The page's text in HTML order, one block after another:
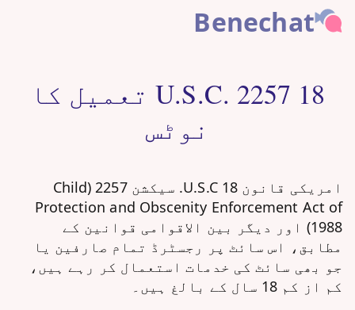
Benechat
18 U.S.C. 2257 تعمیل کا
نوٹس
امریکی قانون 18 U.S.C. سیکشن 2257 (Child
Protection and Obscenity Enforcement Act of
1988) اور دیگر بین الاقوامی قوانین کے
مطابق، اس سائٹ پر رجسٹرڈ تمام صارفین یا
جو بھی سائٹ کی خدمات استعمال کر رہے ہیں،
کم از کم 18 سال کے بالغ ہیں۔